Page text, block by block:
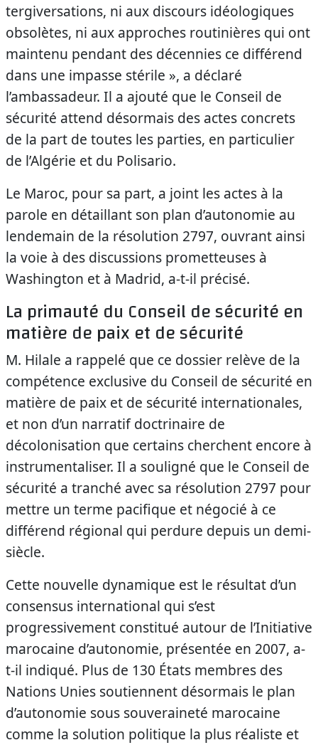
tergiversations, ni aux discours idéologiques
obsolètes, ni aux approches routinières qui ont
maintenu pendant des décennies ce différend
dans une impasse stérile », a déclaré
l’ambassadeur. Il a ajouté que le Conseil de
sécurité attend désormais des actes concrets
de la part de toutes les parties, en particulier
de l’Algérie et du Polisario.
Le Maroc, pour sa part, a joint les actes à la
parole en détaillant son plan d’autonomie au
lendemain de la résolution 2797, ouvrant ainsi
la voie à des discussions prometteuses à
Washington et à Madrid, a-t-il précisé.
La primauté du Conseil de sécurité en
matière de paix et de sécurité
M. Hilale a rappelé que ce dossier relève de la
compétence exclusive du Conseil de sécurité en
matière de paix et de sécurité internationales,
et non d’un narratif doctrinaire de
décolonisation que certains cherchent encore à
instrumentaliser. Il a souligné que le Conseil de
sécurité a tranché avec sa résolution 2797 pour
mettre un terme pacifique et négocié à ce
différend régional qui perdure depuis un demi-
siècle.
Cette nouvelle dynamique est le résultat d’un
consensus international qui s’est
progressivement constitué autour de l’Initiative
marocaine d’autonomie, présentée en 2007, a-
t-il indiqué. Plus de 130 États membres des
Nations Unies soutiennent désormais le plan
d’autonomie sous souveraineté marocaine
comme la solution politique la plus réaliste et